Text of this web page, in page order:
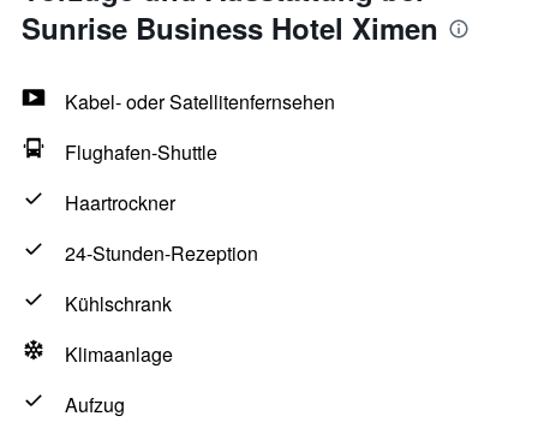
Sunrise Business Hotel Ximen
Kabel- oder Satellitenfernsehen
Flughafen-Shuttle
Haartrockner
24-Stunden-Rezeption
Kühlschrank
Klimaanlage
Aufzug